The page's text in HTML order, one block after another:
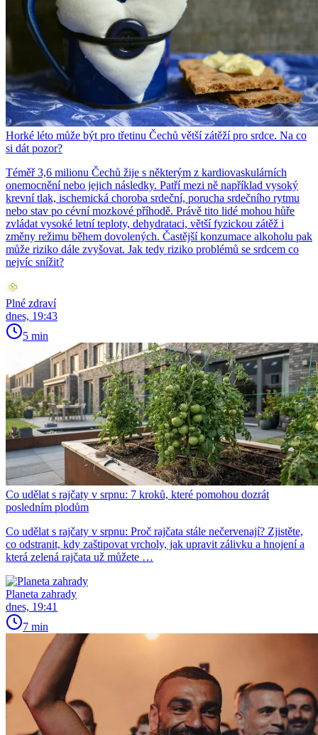
Horké léto může být pro třetinu Čechů větší zátěží pro srdce. Na co
si dát pozor?
Téměř 3,6 milionu Čechů žije s některým z kardiovaskulárních
onemocnění nebo jejich následky. Patří mezi ně například vysoký
krevní tlak, ischemická choroba srdeční, porucha srdečního rytmu
nebo stav po cévní mozkové příhodě. Právě tito lidé mohou hůře
zvládat vysoké letní teploty, dehydrataci, větší fyzickou zátěž i
změny režimu během dovolených. Častější konzumace alkoholu pak
může riziko dále zvyšovat. Jak tedy riziko problémů se srdcem co
nejvíc snížit?
Plné zdraví
dnes, 19:43
5 min
Co udělat s rajčaty v srpnu: 7 kroků, které pomohou dozrát
posledním plodům
Co udělat s rajčaty v srpnu: Proč rajčata stále nečervenají? Zjistěte,
co odstranit, kdy zaštipovat vrcholy, jak upravit zálivku a hnojení a
která zelená rajčata už můžete …
Planeta zahrady
dnes, 19:41
7 min